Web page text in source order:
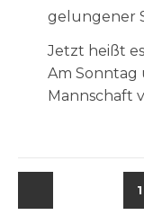
gelungener
Jetzt heißt
Am Sonntag
Mannschaft
1